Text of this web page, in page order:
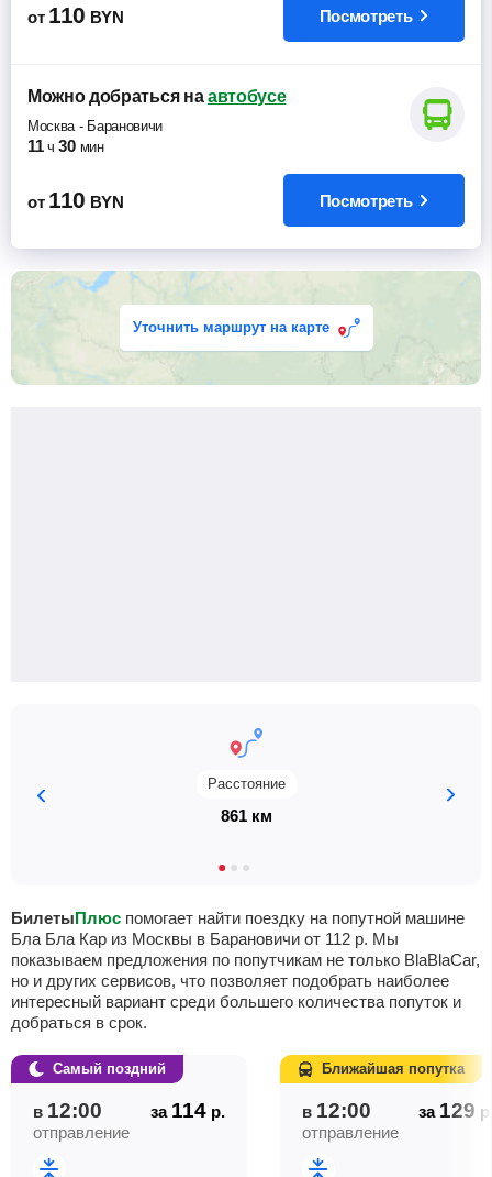
от 110 BYN Посмотреть
Можно добратьсяна автобусе
Москва- Барановичи
11 ч 30 мин
от 110 BYN Посмотреть
Уточнить маршрут на карте
Расстояние
861 км
БилетыПлюс помогает найти поездку на попутной машине
Бла Бла Кар из Москвы в Барановичи от 112 р. Мы
показываем предложения по попутчикам не только BlaBlaCar,
но и других сервисов, что позволяет подобрать наиболее
интересный вариант среди большего количества попуток и
добраться в срок.
в 12:00 за 114 р.
отправление
Самый поздний
в 12:00 за 129
отправление
Ближайшая попутка